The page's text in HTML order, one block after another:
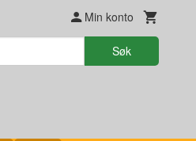
Min konto
Søk